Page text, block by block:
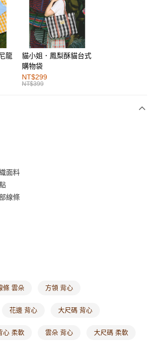
含以上)免運費
含以上)免運費
含以上)免運費
含以上)免運費
含以上)免運費
龍
貓小姐．鳳梨酥貓台式
購物袋
NT$299
NT$399
面料
線條
條 雲朵 方領 背心
花邊 背心 大尺碼 背心
心 柔軟 雲朵 背心 大尺碼 柔軟